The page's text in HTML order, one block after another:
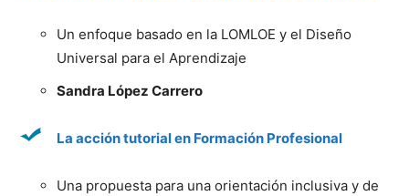
Un enfoque basado en la LOMLOE y el Diseño
Universal para el Aprendizaje
Sandra López Carrero
La acción tutorial en Formación Profesional
Una propuesta para una orientación inclusiva y de